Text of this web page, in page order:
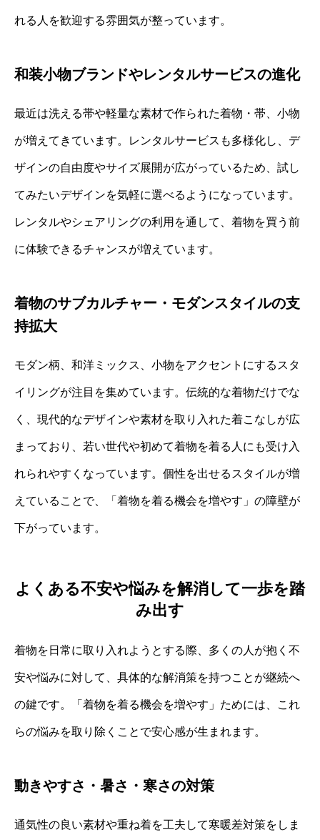
れる人を歓迎する雰囲気が整っています。
和装小物ブランドやレンタルサービスの進化
最近は洗える帯や軽量な素材で作られた着物・帯、小物
が増えてきています。レンタルサービスも多様化し、デ
ザインの自由度やサイズ展開が広がっているため、試し
てみたいデザインを気軽に選べるようになっています。
レンタルやシェアリングの利用を通して、着物を買う前
に体験できるチャンスが増えています。
着物のサブカルチャー・モダンスタイルの支
持拡大
モダン柄、和洋ミックス、小物をアクセントにするスタ
イリングが注目を集めています。伝統的な着物だけでな
く、現代的なデザインや素材を取り入れた着こなしが広
まっており、若い世代や初めて着物を着る人にも受け入
れられやすくなっています。個性を出せるスタイルが増
えていることで、「着物を着る機会を増やす」の障壁が
下がっています。
よくある不安や悩みを解消して一歩を踏
み出す
着物を日常に取り入れようとする際、多くの人が抱く不
安や悩みに対して、具体的な解消策を持つことが継続へ
の鍵です。「着物を着る機会を増やす」ためには、これ
らの悩みを取り除くことで安心感が生まれます。
動きやすさ・暑さ・寒さの対策
通気性の良い素材や重ね着を工夫して寒暖差対策をしま